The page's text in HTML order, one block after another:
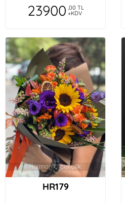
23900 ,00 TL
+KDV
HR179